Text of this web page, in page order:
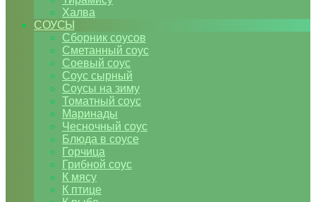
Халва
СОУСЫ
Сборник соусов
Сметанный соус
Соевый соус
Соус сырный
Соусы на зиму
Томатный соус
Маринады
Чесночный соус
Блюда в соусе
Горчица
Грибной соус
К мясу
К птице